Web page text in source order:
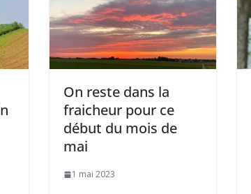
On reste dans la
fraicheur pour ce
début du mois de
mai
1 mai 2023